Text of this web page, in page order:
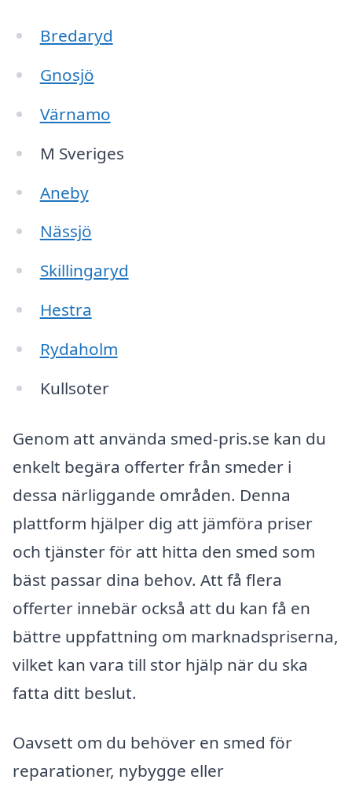
Bredaryd
Gnosjö
Värnamo
M Sveriges
Aneby
Nässjö
Skillingaryd
Hestra
Rydaholm
Kullsoter
Genom att använda smed-pris.se kan du
enkelt begära offerter från smeder i
dessa närliggande områden. Denna
plattform hjälper dig att jämföra priser
och tjänster för att hitta den smed som
bäst passar dina behov. Att få flera
offerter innebär också att du kan få en
bättre uppfattning om marknadspriserna,
vilket kan vara till stor hjälp när du ska
fatta ditt beslut.
Oavsett om du behöver en smed för
reparationer, nybygge eller